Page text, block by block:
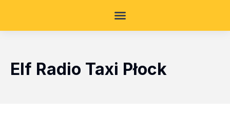
Elf Radio Taxi Płock